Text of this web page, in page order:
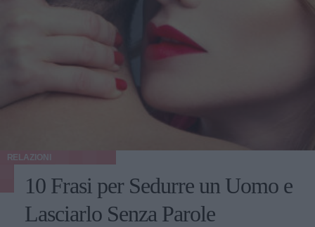
RELAZIONI
10 Frasi per Sedurre un Uomo e
Lasciarlo Senza Parole